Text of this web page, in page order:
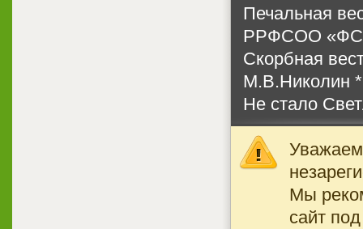
Печальная
РРФСОО
Скорбная
М.В.Николин *
Не стало
Мы
сайт